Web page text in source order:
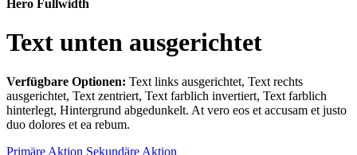
Hero Fullwidth
Text unten ausgerichtet
Verfügbare Optionen: Text links ausgerichtet, Text rechts
ausgerichtet, Text zentriert, Text farblich invertiert, Text farblich
hinterlegt, Hintergrund abgedunkelt. At vero eos et accusam et justo
duo dolores et ea rebum.
Primäre Aktion Sekundäre Aktion